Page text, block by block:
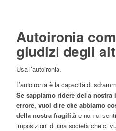
Autoironia
giudizi degli
Usa l’autoironia.
L’autoironia è la capacità di
Se sappiamo ridere della nostra
errore, vuol dire che abbiamo
della nostra fragilitàe non ci
imposizioni di una società che ci